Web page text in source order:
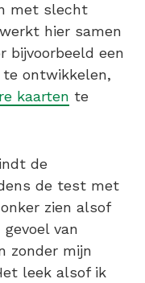
met slecht
hier samen
bijvoorbeeld een
te ontwikkelen,
kaarten te
de
de test met
zien alsof
van
zonder mijn
leek alsof ik